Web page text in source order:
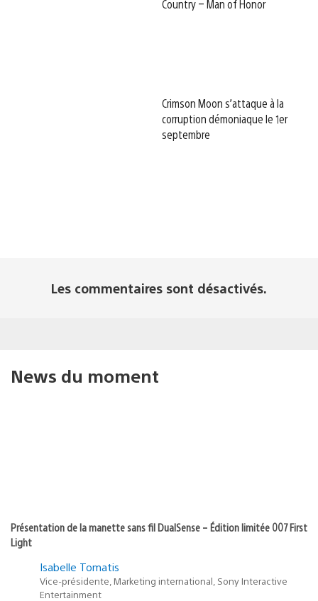
Country – Man of Honor
Crimson Moon s’attaque à la
corruption démoniaque le 1er
septembre
Les commentaires sont désactivés.
News du moment
Présentation de la manette sans fil DualSense – Édition limitée 007 First
Light
Isabelle Tomatis
Vice-présidente, Marketing international, Sony Interactive
Entertainment